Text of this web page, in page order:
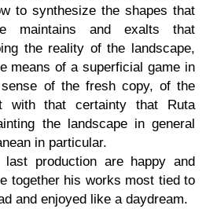
to synthesize the shapes that
maintains and exalts that
the reality of the landscape,
means of a superficial game in
of the fresh copy, of the
with that certainty that Ruta
the landscape in general
in particular.
production are happy and
together his works most tied to
and enjoyed like a daydream.